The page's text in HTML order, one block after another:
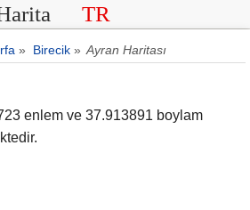
TR
» Birecik » Ayran Haritası
enlem ve 37.913891 boylam